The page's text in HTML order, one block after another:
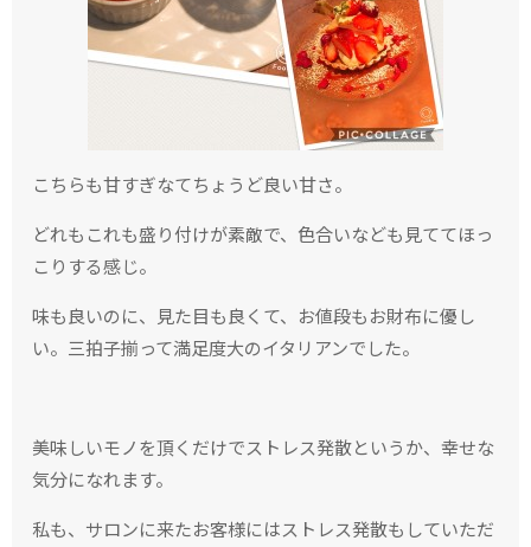
こちらも甘すぎなてちょうど良い甘さ。
どれもこれも盛り付けが素敵で、色合いなども見ててほっ
こりする感じ。
味も良いのに、見た目も良くて、お値段もお財布に優し
い。三拍子揃って満足度大のイタリアンでした。
美味しいモノを頂くだけでストレス発散というか、幸せな
気分になれます。
私も、サロンに来たお客様にはストレス発散もしていただ